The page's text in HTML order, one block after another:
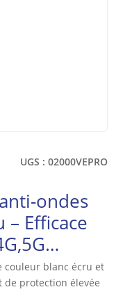
UGS :02000VEPRO
ondes
– Efficace
couleur blanc écru et
protection élevée